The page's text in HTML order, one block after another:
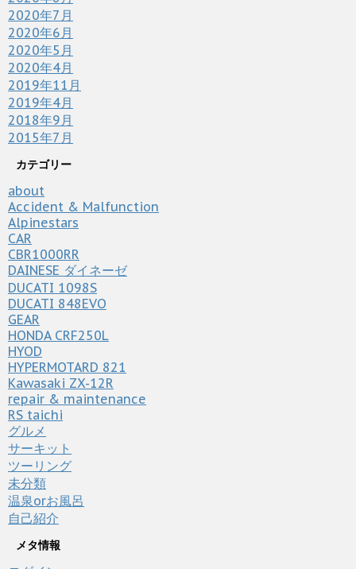
2020年7月
2020年6月
2020年5月
2020年4月
2019年11月
2019年4月
2018年9月
2015年7月
カテゴリー
about
Accident & Malfunction
Alpinestars
CAR
CBR1000RR
DAINESE ダイネーゼ
DUCATI 1098S
DUCATI 848EVO
GEAR
HONDA CRF250L
HYOD
HYPERMOTARD 821
Kawasaki ZX-12R
repair & maintenance
RS taichi
グルメ
サーキット
ツーリング
未分類
温泉orお風呂
自己紹介
メタ情報